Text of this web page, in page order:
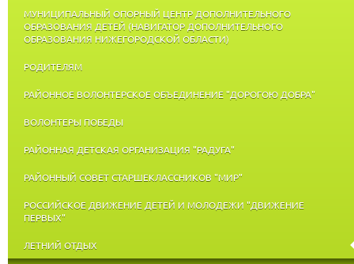
МУНИЦИПАЛЬНЫЙ ОПОРНЫЙ ЦЕНТР ДОПОЛНИТЕЛЬНОГО
ОБРАЗОВАНИЯ ДЕТЕЙ (НАВИГАТОР ДОПОЛНИТЕЛЬНОГО
ОБРАЗОВАНИЯ НИЖЕГОРОДСКОЙ ОБЛАСТИ)
РОДИТЕЛЯМ
РАЙОННОЕ ВОЛОНТЕРСКОЕ ОБЪЕДИНЕНИЕ "ДОРОГОЮ ДОБРА"
ВОЛОНТЕРЫ ПОБЕДЫ
РАЙОННАЯ ДЕТСКАЯ ОРГАНИЗАЦИЯ "РАДУГА"
РАЙОННЫЙ СОВЕТ СТАРШЕКЛАССНИКОВ "МИР"
РОССИЙСКОЕ ДВИЖЕНИЕ ДЕТЕЙ И МОЛОДЕЖИ "ДВИЖЕНИЕ
ПЕРВЫХ"
ЛЕТНИЙ ОТДЫХ